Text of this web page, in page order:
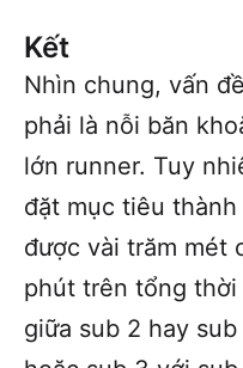
Kết
Nhìn chung, vấn
phải là nỗi băn
lớn runner. Tuy
đặt mục tiêu
được vài trăm mét
phút trên tổng thời
giữa sub 2 hay